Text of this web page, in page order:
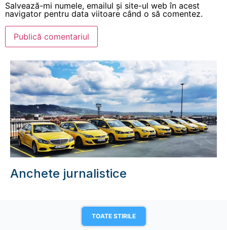
Salvează-mi numele, emailul și site-ul web în acest
navigator pentru data viitoare când o să comentez.
Anchete jurnalistice
TOATE STIRILE